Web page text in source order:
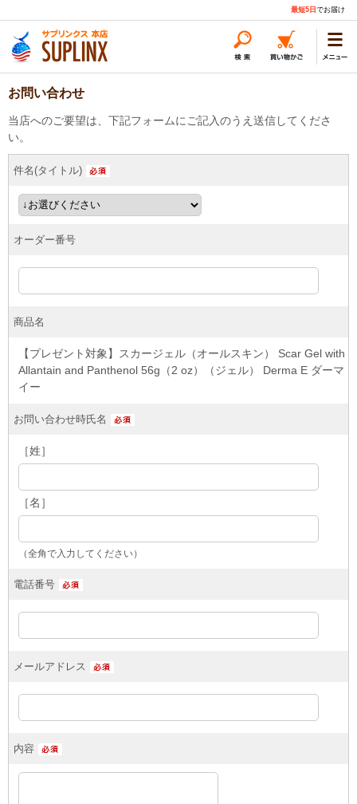
最短5日 でお届け
お問い合わせ
当店へのご要望は、下記フォームにご記入のうえ送信してくださ
い。
件名(タイトル)
オーダー番号
商品名
【プレゼント対象】スカージェル（オールスキン） Scar Gel with
Allantain and Panthenol 56g（2 oz）（ジェル） Derma E ダーマ
イー
お問い合わせ時氏名
［姓］
［名］
（全角で入力してください）
電話番号
メールアドレス
内容